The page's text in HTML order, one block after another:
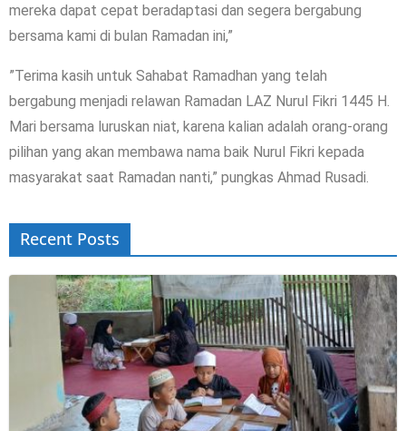
mereka dapat cepat beradaptasi dan segera bergabung
bersama kami di bulan Ramadan ini,”
”Terima kasih untuk Sahabat Ramadhan yang telah
bergabung menjadi relawan Ramadan LAZ Nurul Fikri 1445 H.
Mari bersama luruskan niat, karena kalian adalah orang-orang
pilihan yang akan membawa nama baik Nurul Fikri kepada
masyarakat saat Ramadan nanti,” pungkas Ahmad Rusadi.
Recent Posts